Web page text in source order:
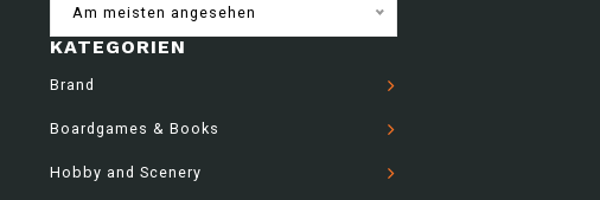
Am meisten angesehen
KATEGORIEN
Brand
Boardgames & Books
Hobby and Scenery